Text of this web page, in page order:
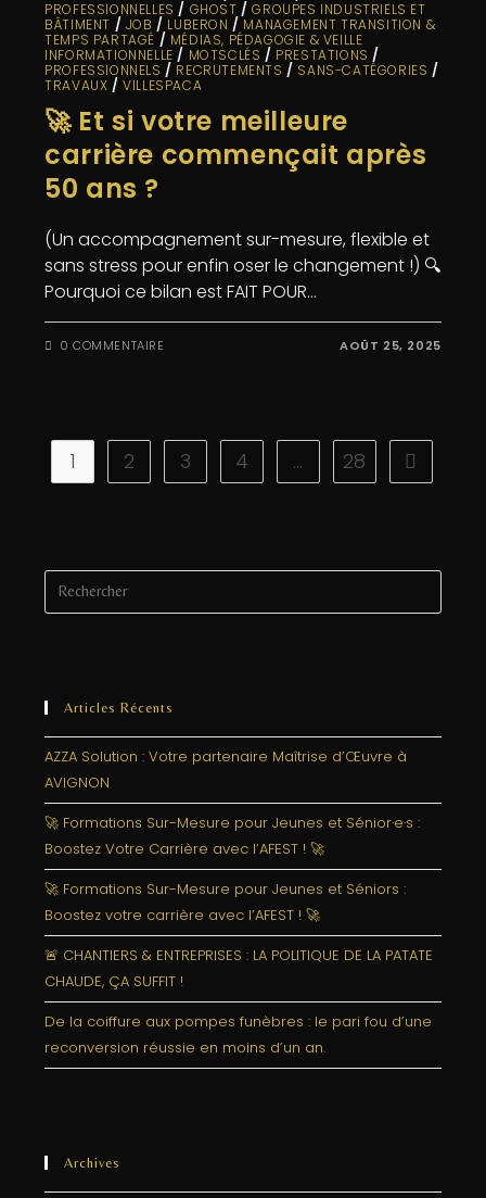
PROFESSIONNELLES / GHOST /GROUPES INDUSTRIELS ET
BÂTIMENT / JOB / LUBERON / MANAGEMENT TRANSITION &
TEMPS PARTAGÉ / MÉDIAS, PÉDAGOGIE & VEILLE
INFORMATIONNELLE / MOTSCLÉS / PRESTATIONS /
PROFESSIONNELS / RECRUTEMENTS / SANS-CATÉGORIES /
TRAVAUX /VILLESPACA
🚀 Et si votre meilleure
carrière commençait après
50 ans ?
(Un accompagnement sur-mesure, flexible et
sans stress pour enfin oser le changement !) 🔍
Pourquoi ce bilan est FAIT POUR…
0 COMMENTAIRE AOÛT 25, 2025
1 2 3 4 … 28
Articles Récents
AZZA Solution : Votre partenaire Maîtrise d’Œuvre à
AVIGNON
🚀 Formations Sur-Mesure pour Jeunes et Sénior·e·s :
Boostez Votre Carrière avec l’AFEST ! 🚀
🚀 Formations Sur-Mesure pour Jeunes et Séniors :
Boostez votre carrière avec l’AFEST ! 🚀
🚨 CHANTIERS & ENTREPRISES : LA POLITIQUE DE LA PATATE
CHAUDE, ÇA SUFFIT !
De la coiffure aux pompes funèbres : le pari fou d’une
reconversion réussie en moins d’un an.
Archives